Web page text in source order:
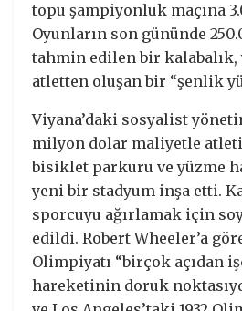
topu şampiyonluk maçına
Oyunların son gününde
tahmin edilen bir kalabalık,
atletten oluşan bir “şenlik
Viyana’daki sosyalist
milyon dolar maliyetle
bisiklet parkuru ve yüzme
yeni bir stadyum inşa etti.
sporcuyu ağırlamak için
edildi. Robert Wheeler’a
Olimpiyatı “birçok açıdan
hareketinin doruk